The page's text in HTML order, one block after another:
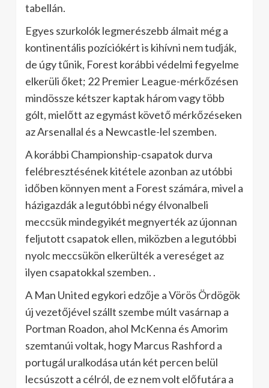
tabellán.
Egyes szurkolók legmerészebb álmait még a
kontinentális pozíciókért is kihívni nem tudják,
de úgy tűnik, Forest korábbi védelmi fegyelme
elkerüli őket; 22 Premier League-mérkőzésen
mindössze kétszer kaptak három vagy több
gólt, mielőtt az egymást követő mérkőzéseken
az Arsenallal és a Newcastle-lel szemben.
A korábbi Championship-csapatok durva
felébresztésének kitétele azonban az utóbbi
időben könnyen ment a Forest számára, mivel a
házigazdák a legutóbbi négy élvonalbeli
meccsük mindegyikét megnyerték az újonnan
feljutott csapatok ellen, miközben a legutóbbi
nyolc meccsükön elkerülték a vereséget az
ilyen csapatokkal szemben. .
A Man United egykori edzője a Vörös Ördögök
új vezetőjével szállt szembe múlt vasárnap a
Portman Roadon, ahol McKenna és Amorim
szemtanúi voltak, hogy Marcus Rashford a
portugál uralkodása után két percen belül
lecsúszott a célról, de ez nem volt előfutára a